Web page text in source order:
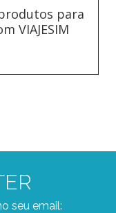
para
VIAJESIM
seu email: